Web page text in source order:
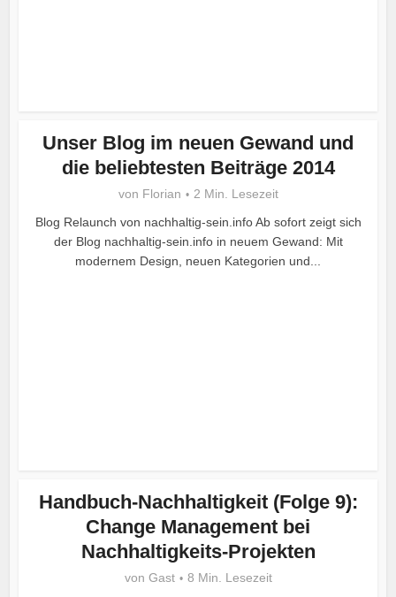
Unser Blog im neuen Gewand und
die beliebtesten Beiträge 2014
von Florian
2 Min. Lesezeit
Blog Relaunch von nachhaltig-sein.info Ab sofort zeigt sich
der Blog nachhaltig-sein.info in neuem Gewand: Mit
modernem Design, neuen Kategorien und...
Handbuch-Nachhaltigkeit (Folge 9):
Change Management bei
Nachhaltigkeits-Projekten
von Gast
8 Min. Lesezeit